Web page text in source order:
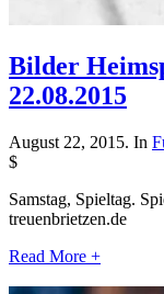
Bilder
22.08.2015
August 22, 2015. In
$
Samstag, Spieltag.
treuenbrietzen.de
Read More +